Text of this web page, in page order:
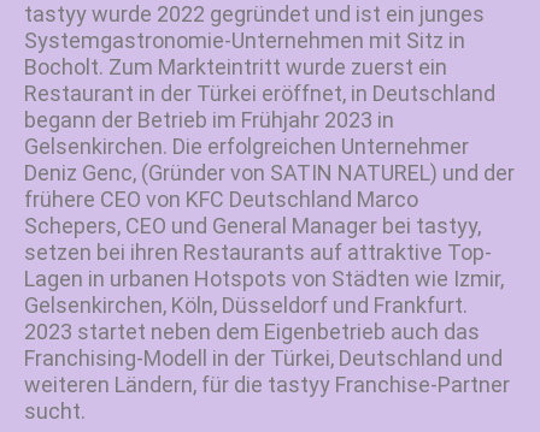
tastyy wurde 2022 gegründet und ist ein junges
Systemgastronomie-Unternehmen mit Sitz in
Bocholt. Zum Markteintritt wurde zuerst ein
Restaurant in der Türkei eröffnet, in Deutschland
begann der Betrieb im Frühjahr 2023 in
Gelsenkirchen. Die erfolgreichen Unternehmer
Deniz Genc, (Gründer von SATIN NATUREL) und der
frühere CEO von KFC Deutschland Marco
Schepers, CEO und General Manager bei tastyy,
setzen bei ihren Restaurants auf attraktive Top-
Lagen in urbanen Hotspots von Städten wie Izmir,
Gelsenkirchen, Köln, Düsseldorf und Frankfurt.
2023 startet neben dem Eigenbetrieb auch das
Franchising-Modell in der Türkei, Deutschland und
weiteren Ländern, für die tastyy Franchise-Partner
sucht.